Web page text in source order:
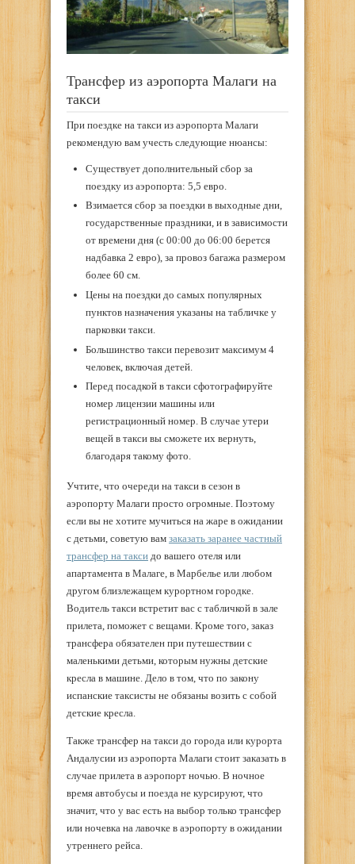
Трансфер из аэропорта Малаги на
такси
При поездке на такси из аэропорта Малаги
рекомендую вам учесть следующие нюансы:
Существует дополнительный сбор за
поездку из аэропорта: 5,5 евро.
Взимается сбор за поездки в выходные дни,
государственные праздники, и в зависимости
от времени дня (c 00:00 до 06:00 берется
надбавка 2 евро), за провоз багажа размером
более 60 см.
Цены на поездки до самых популярных
пунктов назначения указаны на табличке у
парковки такси.
Большинство такси перевозит максимум 4
человек, включая детей.
Перед посадкой в такси сфотографируйте
номер лицензии машины или
регистрационный номер. В случае утери
вещей в такси вы сможете их вернуть,
благодаря такому фото.
Учтите, что очереди на такси в сезон в
аэропорту Малаги просто огромные. Поэтому
если вы не хотите мучиться на жаре в ожидании
с детьми, советую вам заказать заранее частный
трансфер на такси до вашего отеля или
апартамента в Малаге, в Марбелье или любом
другом близлежащем курортном городке.
Водитель такси встретит вас с табличкой в зале
прилета, поможет с вещами. Кроме того, заказ
трансфера обязателен при путешествии с
маленькими детьми, которым нужны детские
кресла в машине. Дело в том, что по закону
испанские таксисты не обязаны возить с собой
детские кресла.
Также трансфер на такси до города или курорта
Андалусии из аэропорта Малаги стоит заказать в
случае прилета в аэропорт ночью. В ночное
время автобусы и поезда не курсируют, что
значит, что у вас есть на выбор только трансфер
или ночевка на лавочке в аэропорту в ожидании
утреннего рейса.